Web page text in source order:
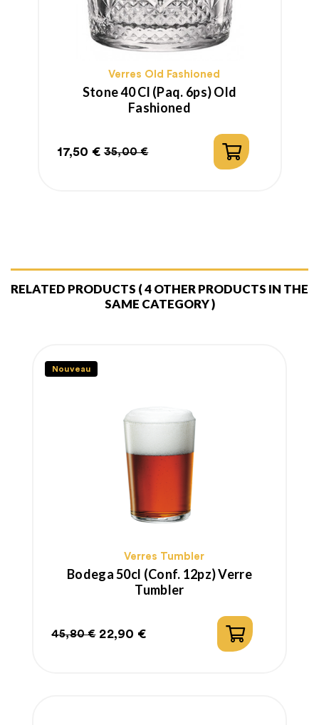
Verres Old Fashioned
Stone 40 Cl (paq. 6ps) Old
Fashioned
Prix
17,50 €
Prix
35,00 €
RELATED PRODUCTS ( 4 OTHER PRODUCTS IN THE
SAME CATEGORY )
Nouveau
Verres Tumbler
Bodega 50cl (conf. 12pz) Verre
Tumbler
Prix
45,80 €
Prix
22,90 €